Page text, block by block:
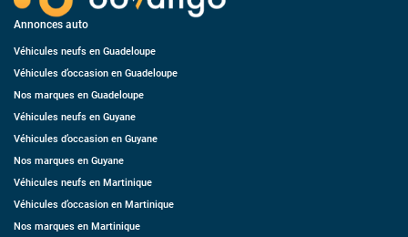
Annonces auto
Véhicules neufs en Guadeloupe
Véhicules d’occasion en Guadeloupe
Nos marques en Guadeloupe
Véhicules neufs en Guyane
Véhicules d’occasion en Guyane
Nos marques en Guyane
Véhicules neufs en Martinique
Véhicules d’occasion en Martinique
Nos marques en Martinique